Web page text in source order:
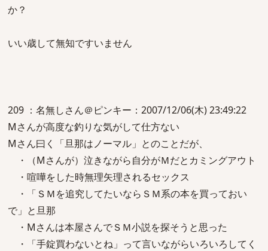
か？
いい歳して無知ですいません
209 ：名無しさん＠ピンキー：2007/12/06(木) 23:49:22
Mさんが高度な釣りな気がして仕方ない
Mさん曰く「旦那はノーマル」とのことだが、
・（Mさんが）泣きながら自分がＭだとカミングアウト
・喧嘩をした時無理矢理されるセックス
・「ＳＭを追究してたいならＳＭ系の本を買っておい
で」と旦那
・Mさんは本屋さんでＳＭ小説を探そうと思った
・「手錠買わないとね」って言いながらいろいろしてく